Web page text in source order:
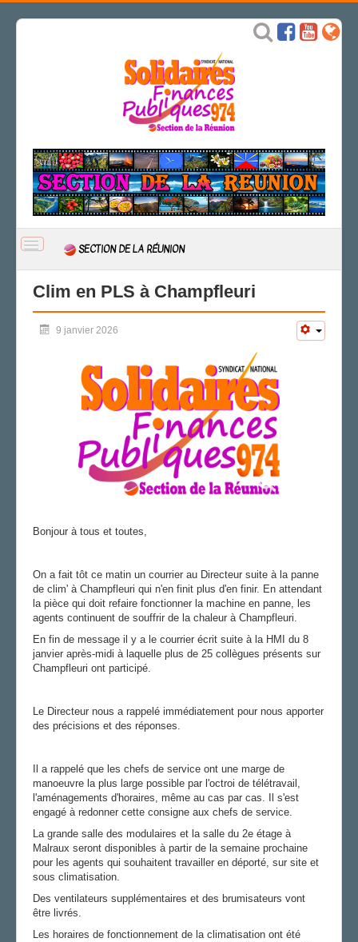
BASCULER
NAVIGATION
SECTION DE LA RÉUNION
Nos expressions
CAP/Recours
FS SSCT
Action sociale
LA SECTION
ADHÉRER
Clim en PLS à Champfleuri
9 janvier 2026
Bonjour à tous et toutes,
On a fait tôt ce matin un courrier au Directeur suite à la panne
de clim' à Champfleuri qui n'en finit plus d'en finir. En attendant
la pièce qui doit refaire fonctionner la machine en panne, les
agents continuent de souffrir de la chaleur à Champfleuri.
En fin de message il y a le courrier écrit suite à la HMI du 8
janvier après-midi à laquelle plus de 25 collègues présents sur
Champfleuri ont participé.
Le Directeur nous a rappelé immédiatement pour nous apporter
des précisions et des réponses.
Il a rappelé que les chefs de service ont une marge de
manoeuvre la plus large possible par l'octroi de télétravail,
l'aménagements d'horaires, même au cas par cas. Il s'est
engagé à redonner cette consigne aux chefs de service.
La grande salle des modulaires et la salle du 2e étage à
Malraux seront disponibles à partir de la semaine prochaine
pour les agents qui souhaitent travailler en déporté, sur site et
sous climatisation.
Des ventilateurs supplémentaires et des brumisateurs vont
être livrés.
Les horaires de fonctionnement de la climatisation ont été